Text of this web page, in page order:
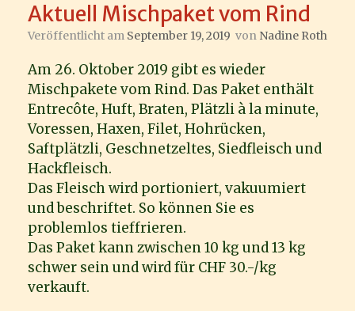
Aktuell Mischpaket vom Rind
Veröffentlicht am September 19, 2019 von Nadine Roth
Am 26. Oktober 2019 gibt es wieder
Mischpakete vom Rind. Das Paket enthält
Entrecôte, Huft, Braten, Plätzli à la minute,
Voressen, Haxen, Filet, Hohrücken,
Saftplätzli, Geschnetzeltes, Siedfleisch und
Hackfleisch.
Das Fleisch wird portioniert, vakuumiert
und beschriftet. So können Sie es
problemlos tieffrieren.
Das Paket kann zwischen 10 kg und 13 kg
schwer sein und wird für CHF 30.-/kg
verkauft.